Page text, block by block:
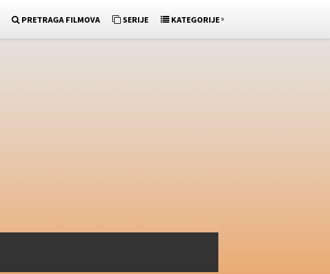
PRETRAGA FILMOVA SERIJE KATEGORIJE»